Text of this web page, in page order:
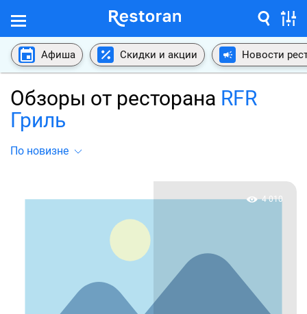
Афиша Скидки и акции Новости
Обзоры от ресторана RFR
Гриль
По новизне
4 010